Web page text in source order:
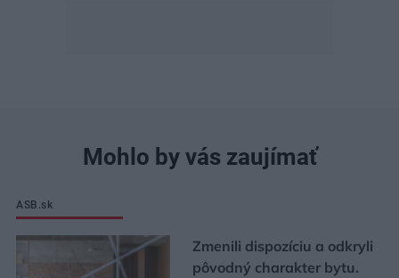
Mohlo by vás zaujímať
ASB.sk
Zmenili dispozíciu a odkryli
pôvodný charakter bytu.